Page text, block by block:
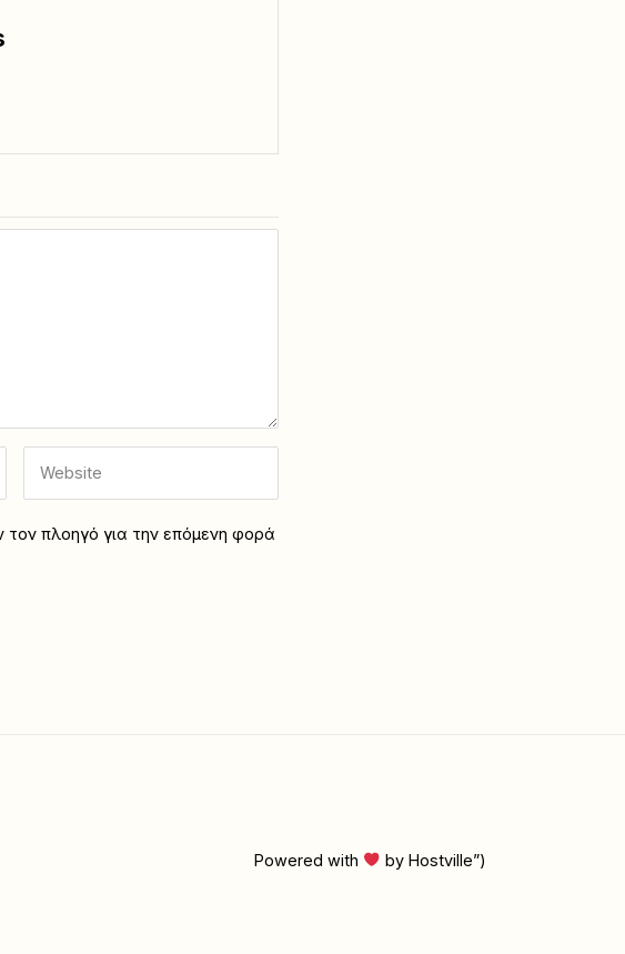
τον πλοηγό για την επόμενη φορά
Powered with by Hostville”)